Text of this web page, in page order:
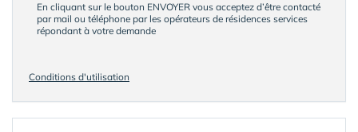
En cliquant sur le bouton ENVOYER vous acceptez d’être contacté
par mail ou téléphone par les opérateurs de résidences services
répondant à votre demande
Conditions d'utilisation